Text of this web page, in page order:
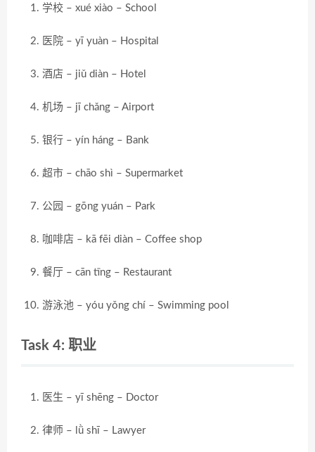
学校 – xué xiào – School
医院 – yī yuàn – Hospital
酒店 – jiǔ diàn – Hotel
机场 – jī chǎng – Airport
银行 – yín háng – Bank
超市 – chāo shì – Supermarket
公园 – gōng yuán – Park
咖啡店 – kā fēi diàn – Coffee shop
餐厅 – cān tīng – Restaurant
游泳池 – yóu yǒng chí – Swimming pool
Task 4: 职业
医生 – yī shēng – Doctor
律师 – lǜ shī – Lawyer